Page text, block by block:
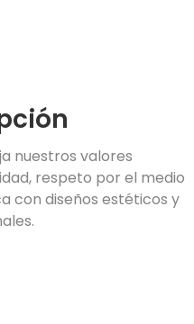
nuestros valores
respeto por el medio
con diseños estéticos y